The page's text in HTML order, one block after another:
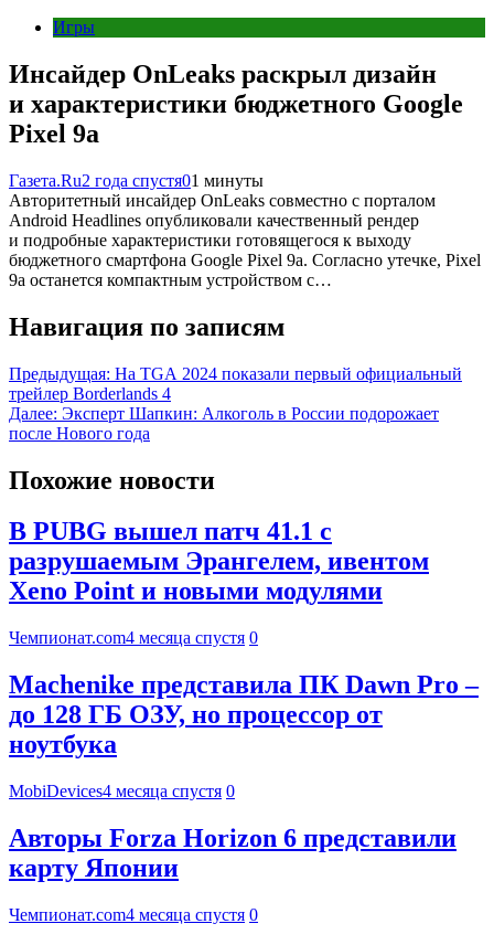
Игры
Инсайдер OnLeaks раскрыл дизайн
и характеристики бюджетного Google
Pixel 9a
Газета.Ru2 года спустя01 минуты
Авторитетный инсайдер OnLeaks совместно с порталом
Android Headlines опубликовали качественный рендер
и подробные характеристики готовящегося к выходу
бюджетного смартфона Google Pixel 9a. Согласно утечке, Pixel
9a останется компактным устройством с…
Навигация по записям
Предыдущая: На TGA 2024 показали первый официальный
трейлер Borderlands 4
Далее: Эксперт Шапкин: Алкоголь в России подорожает
после Нового года
Похожие новости
В PUBG вышел патч 41.1 с
разрушаемым Эрангелем, ивентом
Xeno Point и новыми модулями
Чемпионат.com4 месяца спустя 0
Machenike представила ПК Dawn Pro –
до 128 ГБ ОЗУ, но процессор от
ноутбука
MobiDevices4 месяца спустя 0
Авторы Forza Horizon 6 представили
карту Японии
Чемпионат.com4 месяца спустя 0